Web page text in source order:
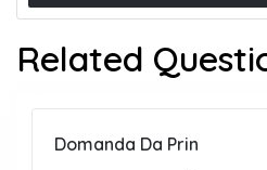
Related
Domanda Da Prin